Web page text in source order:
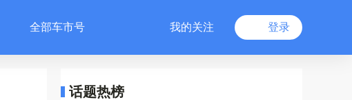
全部车市号 我的关注 登录
话题热榜